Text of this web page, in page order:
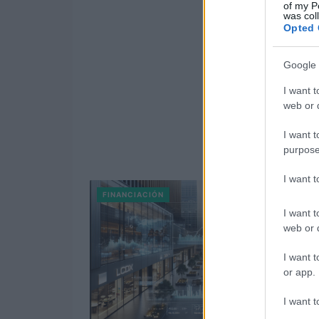
of my
was
Opted
Google
I want
web or
I want
I want
I want
web or
I want
or app.
I want
FINANCIACIÓN